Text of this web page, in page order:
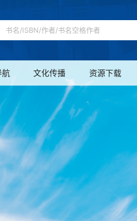
航 文化传播 资源下载